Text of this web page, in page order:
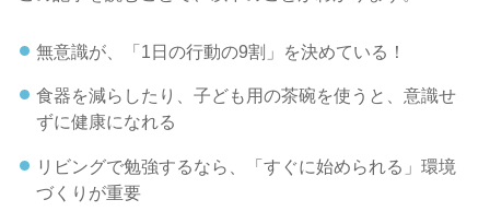
無意識が、「1日の行動の9割」を決めている！
食器を減らしたり、子ども用の茶碗を使うと、意識せ
ずに健康になれる
リビングで勉強するなら、「すぐに始められる」環境
づくりが重要